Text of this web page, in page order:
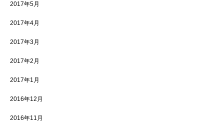
2017年5月
2017年4月
2017年3月
2017年2月
2017年1月
2016年12月
2016年11月